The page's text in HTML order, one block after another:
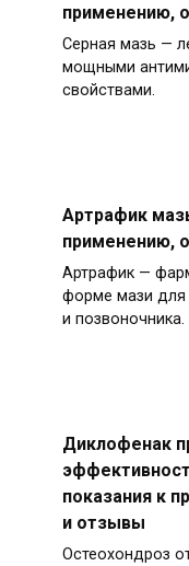
применению,
Серная мазь —
мощными
свойствами.
Артрафик
применению,
Артрафик —
форме мази для
и позвоночника.
Диклофенак
показания к
и отзывы
Остеохондроз